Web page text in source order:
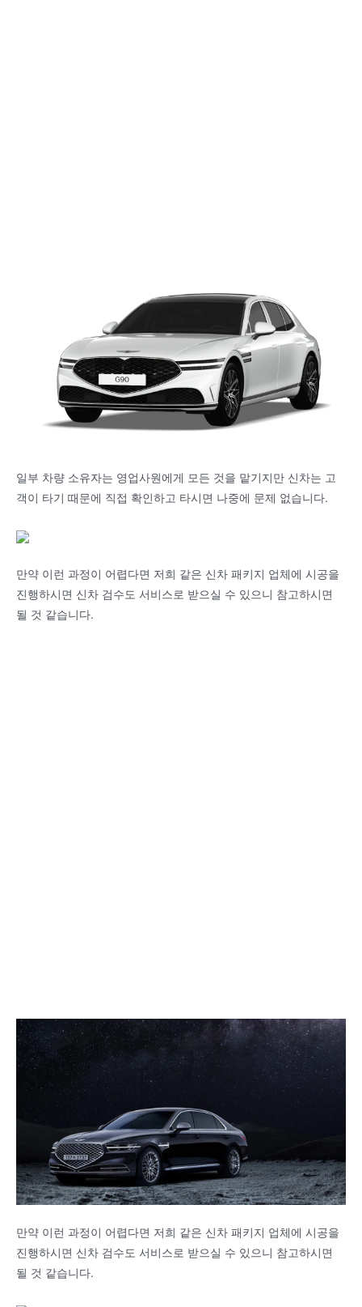
일부 차량 소유자는 영업사원에게 모든 것을 맡기지만 신차는 고
객이 타기 때문에 직접 확인하고 타시면 나중에 문제 없습니다.
만약 이런 과정이 어렵다면 저희 같은 신차 패키지 업체에 시공을
진행하시면 신차 검수도 서비스로 받으실 수 있으니 참고하시면
될 것 같습니다.
만약 이런 과정이 어렵다면 저희 같은 신차 패키지 업체에 시공을
진행하시면 신차 검수도 서비스로 받으실 수 있으니 참고하시면
될 것 같습니다.